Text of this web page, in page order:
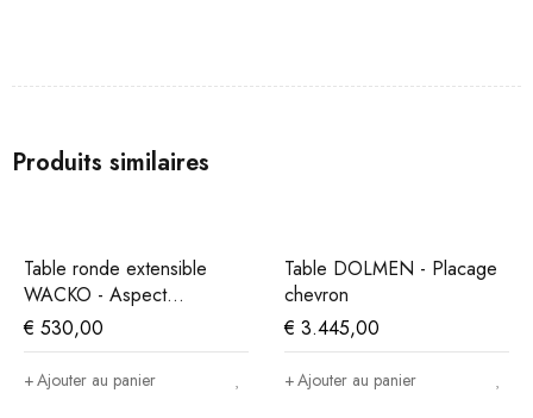
Produits similaires
Table ronde extensible
WACKO - Aspect
marbre/anthracite
€ 530,00
Ajouter au panier
Table DOLMEN - Placage
chevron
€ 3.445,00
Ajouter au panier